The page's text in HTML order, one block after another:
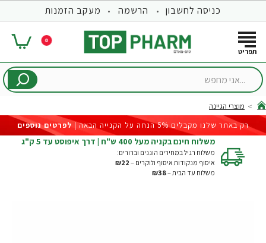
כניסה לחשבון הרשמה מעקב הזמנות
0
...אני
home
מוצרי הגיינה
רק באתר שלנו מקבלים 5% הנחה על הקנייה הבאה |
לפרטים נוספים
משלוח חינם בקניה מעל 400 ש"ח | דרך איפוסט עד 5 ק"ג
משלוח רגיל במחירים הוגנים וברורים:
איסוף מנקודות איסוף ולוקרים – ₪22
משלוח עד הבית –₪38